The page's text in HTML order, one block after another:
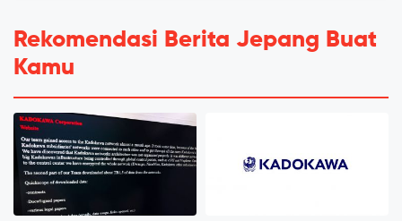
Rekomendasi Berita Jepang Buat
Kamu